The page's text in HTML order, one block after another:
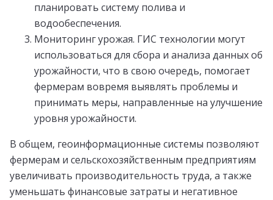
планировать систему полива и
водообеспечения.
Мониторинг урожая. ГИС технологии могут
использоваться для сбора и анализа данных об
урожайности, что в свою очередь, помогает
фермерам вовремя выявлять проблемы и
принимать меры, направленные на улучшение
уровня урожайности.
В общем, геоинформационные системы позволяют
фермерам и сельскохозяйственным предприятиям
увеличивать производительность труда, а также
уменьшать финансовые затраты и негативное